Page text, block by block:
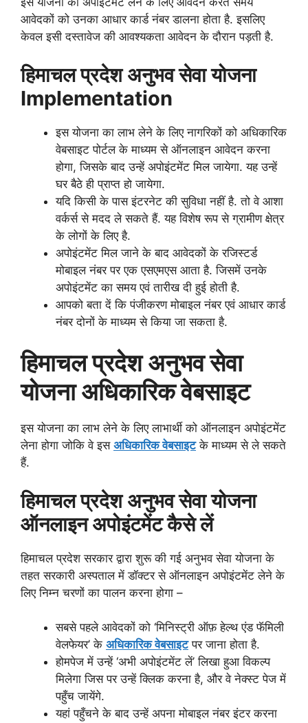
आवेदकों को उनका आधार कार्ड नंबर डालना होता है. इसलिए
केवल इसी दस्तावेज की आवश्यकता आवेदन के दौरान पड़ती है.
हिमाचल प्रदेश अनुभव सेवा योजना
Implementation
इस योजना का लाभ लेने के लिए नागरिकों को अधिकारिक
वेबसाइट पोर्टल के माध्यम से ऑनलाइन आवेदन करना
होगा, जिसके बाद उन्हें अपोइंटमेंट मिल जायेगा. यह उन्हें
घर बैठे ही प्राप्त हो जायेगा.
यदि किसी के पास इंटरनेट की सुविधा नहीं है. तो वे आशा
वर्कर्स से मदद ले सकते हैं. यह विशेष रूप से ग्रामीण क्षेत्र
के लोगों के लिए है.
अपोइंटमेंट मिल जाने के बाद आवेदकों के रजिस्टर्ड
मोबाइल नंबर पर एक एसएमएस आता है. जिसमें उनके
अपोइंटमेंट का समय एवं तारीख दी हुई होती है.
आपको बता दें कि पंजीकरण मोबाइल नंबर एवं आधार कार्ड
नंबर दोनों के माध्यम से किया जा सकता है.
हिमाचल प्रदेश अनुभव सेवा
योजना अधिकारिक वेबसाइट
इस योजना का लाभ लेने के लिए लाभार्थी को ऑनलाइन अपोइंटमेंट
लेना होगा जोकि वे इस अधिकारिक वेबसाइटके माध्यम से ले सकते
हैं.
हिमाचल प्रदेश अनुभव सेवा योजना
ऑनलाइन अपोइंटमेंट कैसे लें
हिमाचल प्रदेश सरकार द्वारा शुरू की गई अनुभव सेवा योजना के
तहत सरकारी अस्पताल में डॉक्टर से ऑनलाइन अपोइंटमेंट लेने के
लिए निम्न चरणों का पालन करना होगा –
सबसे पहले आवेदकों को ‘मिनिस्ट्री ऑफ़ हेल्थ एंड फॅमिली
वेलफेयर’ के अधिकारिक वेबसाइटपर जाना होता है.
होमपेज में उन्हें ‘अभी अपोइंटमेंट लें’ लिखा हुआ विकल्प
मिलेगा जिस पर उन्हें क्लिक करना है, और वे नेक्स्ट पेज में
पहुँच जायेंगे.
यहां पहुँचने के बाद उन्हें अपना मोबाइल नंबर इंटर करना